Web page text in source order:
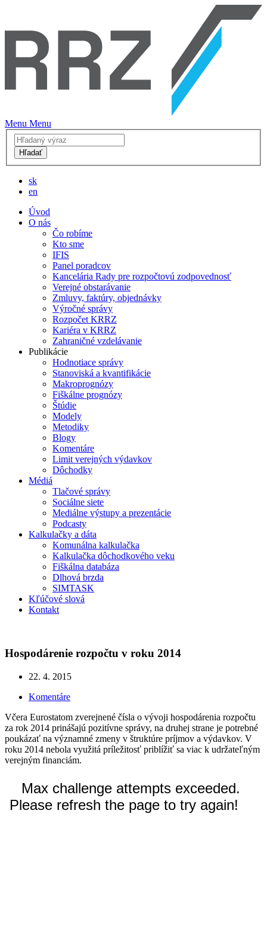
Menu Menu
Hľadať
sk
en
Úvod
O nás
Čo robíme
Kto sme
IFIS
Panel poradcov
Kancelária Rady pre rozpočtovú zodpovednosť
Verejné obstarávanie
Zmluvy, faktúry, objednávky
Výročné správy
Rozpočet KRRZ
Kariéra v KRRZ
Zahraničné vzdelávanie
Publikácie
Hodnotiace správy
Stanoviská a kvantifikácie
Makroprognózy
Fiškálne prognózy
Štúdie
Modely
Metodiky
Blogy
Komentáre
Limit verejných výdavkov
Dôchodky
Médiá
Tlačové správy
Sociálne siete
Mediálne výstupy a prezentácie
Podcasty
Kalkulačky a dáta
Komunálna kalkulačka
Kalkulačka dôchodkového veku
Fiškálna databáza
Dlhová brzda
SIMTASK
Kľúčové slová
Kontakt
Hospodárenie rozpočtu v roku 2014
22. 4. 2015
Komentáre
Včera Eurostatom zverejnené čísla o vývoji hospodárenia rozpočtu
za rok 2014 prinášajú pozitívne správy, na druhej strane je potrebné
poukázať na významné zmeny v štruktúre príjmov a výdavkov. V
roku 2014 nebola využitá príležitosť priblížiť sa viac k udržateľným
verejným financiám.